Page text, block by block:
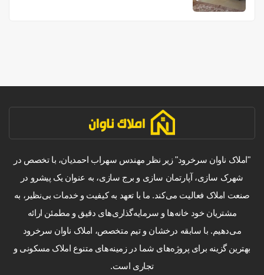
"املاک ناوان سرخرود" زیر نظر مهندس سهراب احمدیان، با تخصص در
شهرک سازی، آپارتمان سازی و برج سازی، به عنوان یک پیشرو در
صنعت املاک فعالیت می‌کند. ما با تعهد به کیفیت و خدمات بی‌نظیر، به
مشتریان خود خانه‌ها و سرمایه‌گذاری‌های دقیق و مطمئن ارائه
می‌دهیم. با سابقه درخشان و تیم متخصص، املاک ناوان سرخرود
بهترین گزینه برای پروژه‌های شما در زمینه‌های متنوع املاک مسکونی و
تجاری است.